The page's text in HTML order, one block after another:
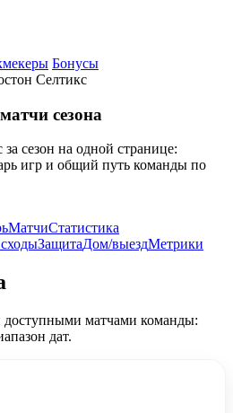
Бонусы
Селтикс
сезона
сезон на одной странице:
игр и общий путь команды по
МатчиСтатистика
ЗащитаДом/выездМетрики
доступными матчами команды:
дат.